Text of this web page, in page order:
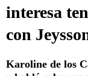
interesa
con
Karoline de los